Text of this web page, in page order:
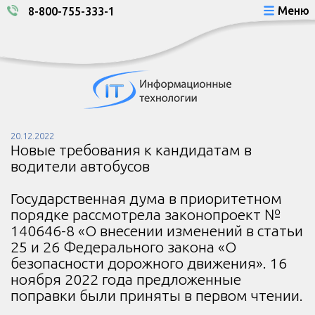
8-800-755-333-1 Меню
20.12.2022
Новые требования к кандидатам в
водители автобусов
Государственная дума в приоритетном
порядке рассмотрела законопроект №
140646-8 «О внесении изменений в статьи
25 и 26 Федерального закона «О
безопасности дорожного движения». 16
ноября 2022 года предложенные
поправки были приняты в первом чтении.